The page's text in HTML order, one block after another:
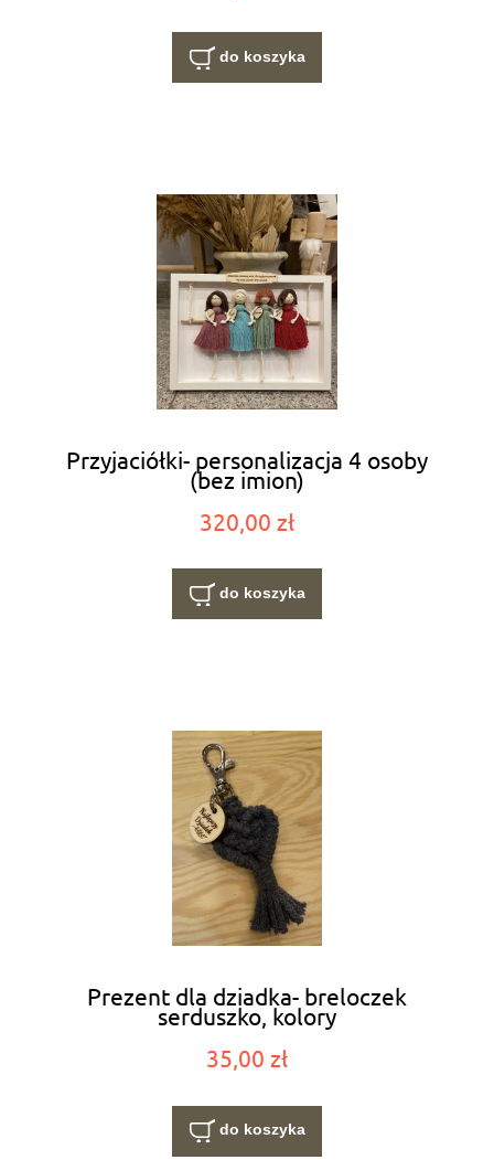
do koszyka
Przyjaciółki- personalizacja 4 osoby
(bez imion)
320,00 zł
do koszyka
Prezent dla dziadka- breloczek
serduszko, kolory
35,00 zł
do koszyka